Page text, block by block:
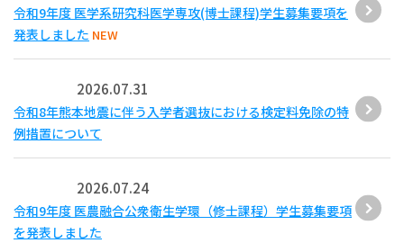
令和9年度 医学系研究科医学専攻(博士課程)学生募集要項を
発表しました NEW
2026.07.31
令和8年熊本地震に伴う入学者選抜における検定料免除の特
例措置について
2026.07.24
令和9年度 医農融合公衆衛生学環（修士課程）学生募集要項
を発表しました